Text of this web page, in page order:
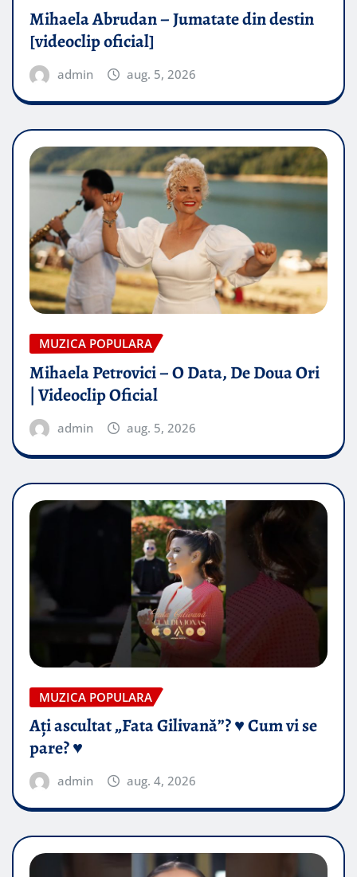
Mihaela Abrudan – Jumatate din destin
[videoclip oficial]
admin aug. 5, 2026
MUZICA POPULARA
Mihaela Petrovici – O Data, De Doua Ori
| Videoclip Oficial
admin aug. 5, 2026
MUZICA POPULARA
Ați ascultat „Fata Gilivană”? ♥️ Cum vi se
pare? ♥️
admin aug. 4, 2026